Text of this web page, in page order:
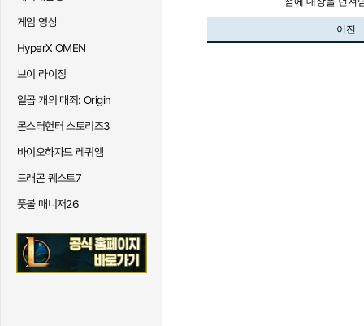
게임 영상
HyperX OMEN
브이 라이징
일곱 개의 대죄: Origin
몬스터헌터 스토리즈3
바이오하자드 레퀴엠
드래곤 퀘스트7
풋볼 매니저26
이전